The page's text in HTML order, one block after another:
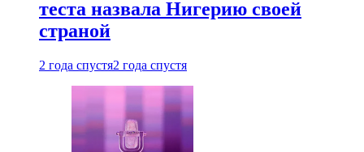
теста назвала Нигерию своей
страной
2 года спустя2 года спустя